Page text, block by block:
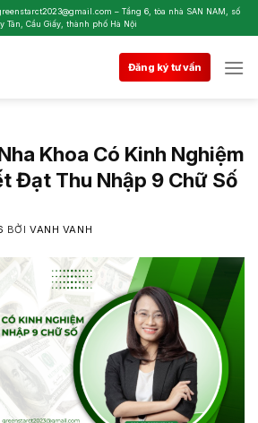
– Tầng 6, tòa nhà SAN NAM, số
Tân, Cầu Giấy, thành phố Hà Nội
Đăng ký tư vấn
Khoa Có Kinh Nghiệm
Đạt Thu Nhập 9 Chữ Số
BỞIVANH VANH